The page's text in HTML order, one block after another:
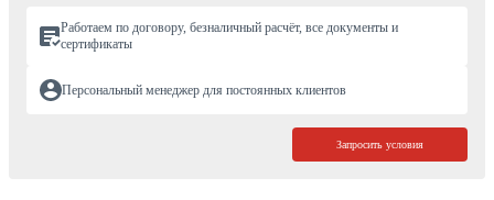
Работаем по договору, безналичный расчёт, все документы и
сертификаты
Персональный менеджер для постоянных клиентов
Запросить условия